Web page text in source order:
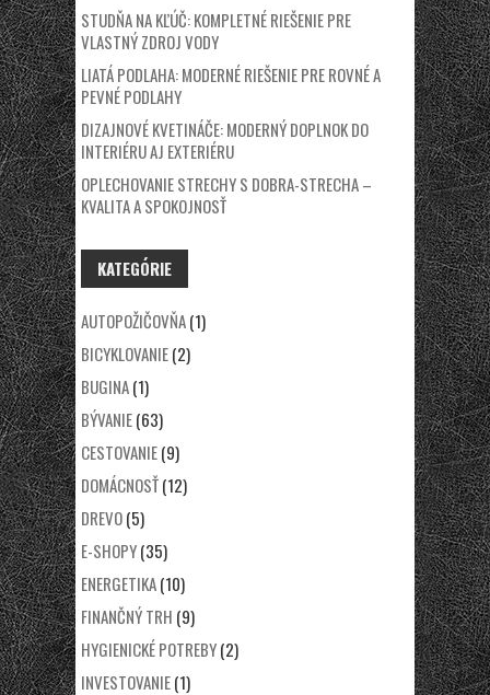
STUDŇA NA KĽÚČ: KOMPLETNÉ RIEŠENIE PRE
VLASTNÝ ZDROJ VODY
LIATÁ PODLAHA: MODERNÉ RIEŠENIE PRE ROVNÉ A
PEVNÉ PODLAHY
DIZAJNOVÉ KVETINÁČE: MODERNÝ DOPLNOK DO
INTERIÉRU AJ EXTERIÉRU
OPLECHOVANIE STRECHY S DOBRA-STRECHA –
KVALITA A SPOKOJNOSŤ
KATEGÓRIE
AUTOPOŽIČOVŇA(1)
BICYKLOVANIE(2)
BUGINA(1)
BÝVANIE(63)
CESTOVANIE(9)
DOMÁCNOSŤ(12)
DREVO(5)
E-SHOPY(35)
ENERGETIKA(10)
FINANČNÝ TRH (9)
HYGIENICKÉ POTREBY(2)
INVESTOVANIE(1)